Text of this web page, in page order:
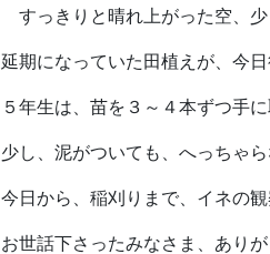
すっきりと晴れ上がった空、
延期になっていた田植えが、今日
５年生は、苗を３～４本ずつ手
少し、泥がついても、へっちゃ
今日から、稲刈りまで、イネの観
お世話下さったみなさま、ありが